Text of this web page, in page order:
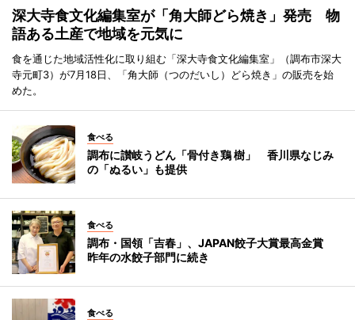
深大寺食文化編集室が「角大師どら焼き」発売 物
語ある土産で地域を元気に
食を通じた地域活性化に取り組む「深大寺食文化編集室」（調布市深大
寺元町3）が7月18日、「角大師（つのだいし）どら焼き」の販売を始
めた。
食べる
調布に讃岐うどん「骨付き鶏 樹」 香川県なじみ
の「ぬるい」も提供
食べる
調布・国領「吉春」、JAPAN餃子大賞最高金賞
昨年の水餃子部門に続き
食べる